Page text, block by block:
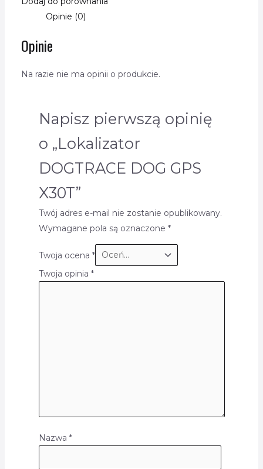
Opinie (0)
Opinie
Na razie nie ma opinii o produkcie.
Napisz pierwszą opinię
o „Lokalizator
DOGTRACE DOG GPS
X30T”
Twój adres e-mail nie zostanie opublikowany.
Wymagane pola są oznaczone *
Twoja ocena *
Twoja opinia *
Nazwa *